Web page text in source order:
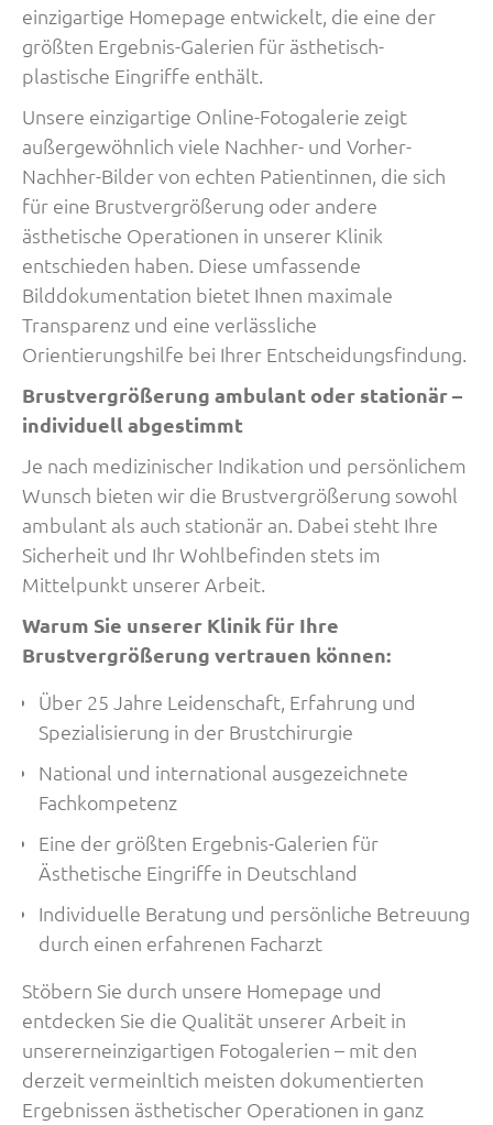
einzigartige Homepage entwickelt, die eine der
größten Ergebnis-Galerien für ästhetisch-
plastische Eingriffe enthält.
Unsere einzigartige Online-Fotogalerie zeigt
außergewöhnlich viele Nachher- und Vorher-
Nachher-Bilder von echten Patientinnen, die sich
für eine Brustvergrößerung oder andere
ästhetische Operationen in unserer Klinik
entschieden haben. Diese umfassende
Bilddokumentation bietet Ihnen maximale
Transparenz und eine verlässliche
Orientierungshilfe bei Ihrer Entscheidungsfindung.
Brustvergrößerung ambulant oder stationär –
individuell abgestimmt
Je nach medizinischer Indikation und persönlichem
Wunsch bieten wir die Brustvergrößerung sowohl
ambulant als auch stationär an. Dabei steht Ihre
Sicherheit und Ihr Wohlbefinden stets im
Mittelpunkt unserer Arbeit.
Warum Sie unserer Klinik für Ihre
Brustvergrößerung vertrauen können:
Über 25 Jahre Leidenschaft, Erfahrung und
Spezialisierung in der Brustchirurgie
National und international ausgezeichnete
Fachkompetenz
Eine der größten Ergebnis-Galerien für
Ästhetische Eingriffe in Deutschland
Individuelle Beratung und persönliche Betreuung
durch einen erfahrenen Facharzt
Stöbern Sie durch unsere Homepage und
entdecken Sie die Qualität unserer Arbeit in
unsererneinzigartigen Fotogalerien – mit den
derzeit vermeinltich meisten dokumentierten
Ergebnissen ästhetischer Operationen in ganz